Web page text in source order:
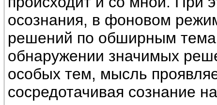
осознания, в фоновом
решений по обширным
обнаружении значимых
особых тем, мысль
сосредотачивая сознание